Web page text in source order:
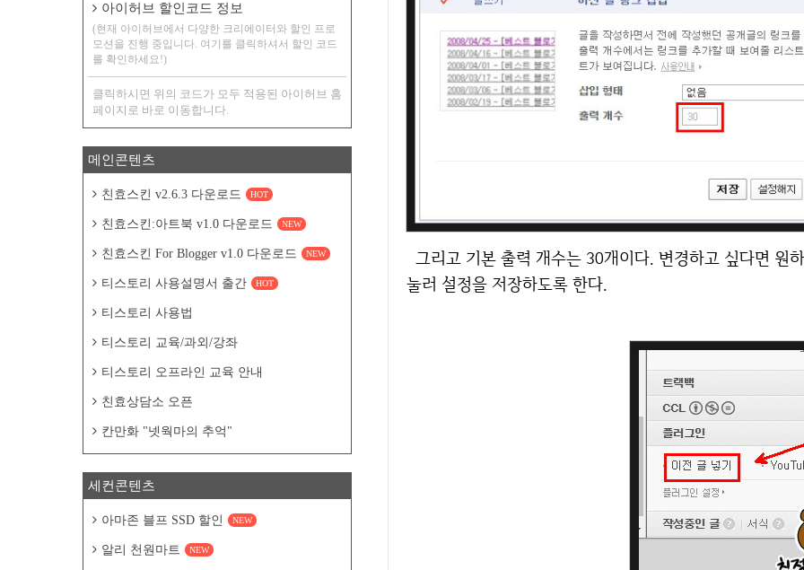
그리고 기본 출력 개수는 30개이다. 변경하고 싶다면 원하는 숫자를 넣으면 된다. 다 완료되면 저장을
눌러 설정을 저장하도록 한다.
아이허브 할인코드 정보
(현재 아이허브에서 다양한 크리에이터와 할인 프로
모션을 진행 중입니다. 여기를 클릭하셔서 할인 코드
를 확인하세요!)
클릭하시면 위의 코드가 모두 적용된 아이허브 홈
페이지로 바로 이동합니다.
메인콘텐츠
친효스킨 v2.6.3 다운로드 HOT
친효스킨:아트북 v1.0 다운로드 NEW
친효스킨 For Blogger v1.0 다운로드 NEW
티스토리 사용설명서 출간 HOT
티스토리 사용법
티스토리 교육/과외/강좌
티스토리 오프라인 교육 안내
친효상담소 오픈
칸만화 "넷웍마의 추억"
세컨콘텐츠
아마존 블프 SSD 할인 NEW
알리 천원마트 NEW